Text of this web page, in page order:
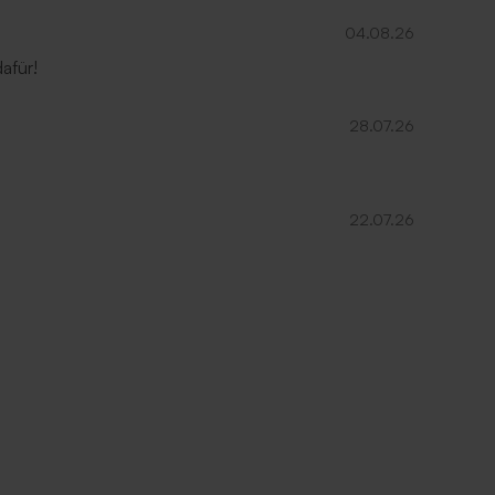
04.08.26
28.07.26
22.07.26